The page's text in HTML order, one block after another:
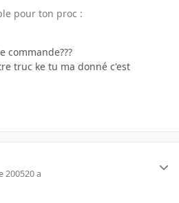
pour ton proc :
commande???
truc ke tu ma donné c'est
200520 a